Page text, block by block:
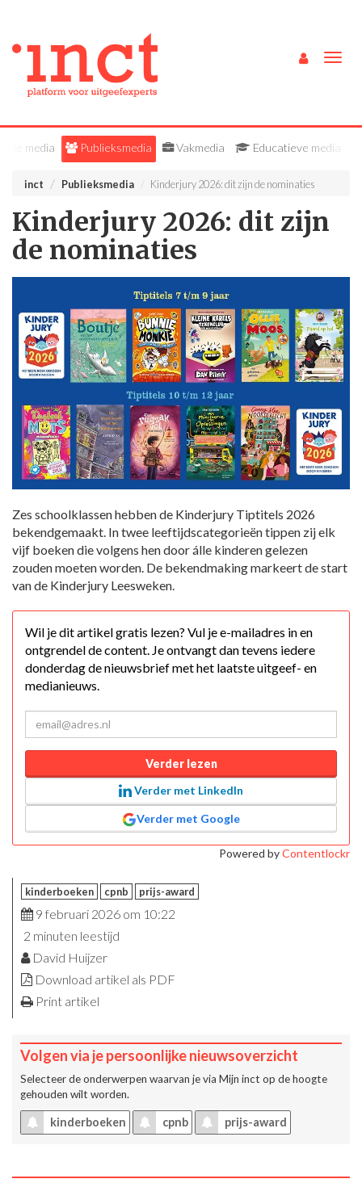
Alle media Publieksmedia Vakmedia Educatieve media
inct Publieksmedia Kinderjury 2026: dit zijn de nominaties
Kinderjury 2026: dit zijn
de nominaties
Zes schoolklassen hebben de Kinderjury Tiptitels 2026
bekendgemaakt. In twee leeftijdscategorieën tippen zij elk
vijf boeken die volgens hen door álle kinderen gelezen
zouden moeten worden. De bekendmaking markeert de start
van de Kinderjury Leesweken.
Wil je dit artikel gratis lezen? Vul je e-mailadres in en
ontgrendel de content. Je ontvangt dan tevens iedere
donderdag de nieuwsbrief met het laatste uitgeef- en
medianieuws.
Verder lezen
Verder met LinkedIn
Verder met Google
Powered byContentlockr
kinderboeken cpnb prijs-award
9 februari 2026 om 10:22
2 minuten leestijd
David Huijzer
Download artikel als PDF
Print artikel
Volgen via je persoonlijke nieuwsoverzicht
Selecteer de onderwerpen waarvan je via Mijn inct op de hoogte
gehouden wilt worden.
kinderboeken cpnb prijs-award